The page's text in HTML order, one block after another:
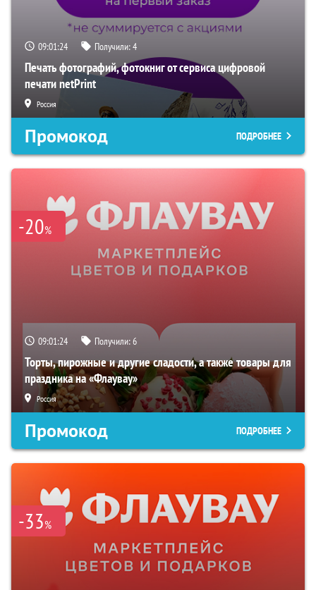
09:01:23 Получили:4
Печать фотографий, фотокниг от сервиса цифровой
печати netPrint
Россия
Промокод ПОДРОБНЕЕ
-20%
09:01:23 Получили:6
Торты, пирожные и другие сладости, а также товары для
праздника на «Флаувау»
Россия
Промокод ПОДРОБНЕЕ
-33%